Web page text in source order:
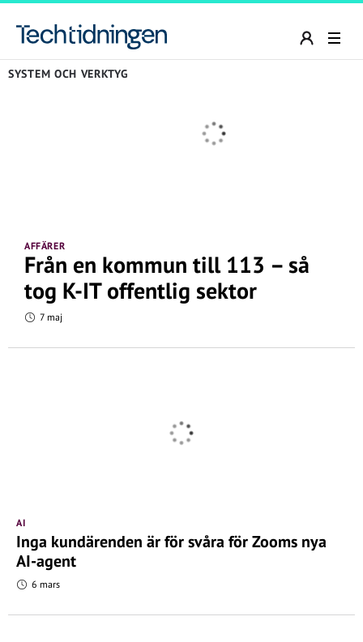
SYSTEM OCH VERKTYG
AFFÄRER
Från en kommun till 113 – så
tog K-IT offentlig sektor
7 maj
AI
Inga kundärenden är för svåra för Zooms nya
AI-agent
6 mars